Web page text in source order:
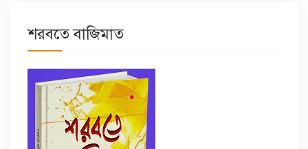
শরবতে বাজিমাত